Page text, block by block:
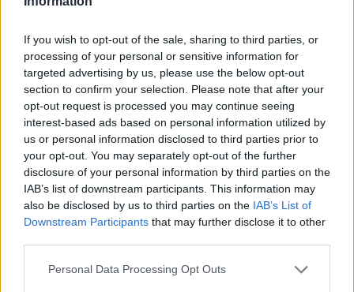
If you wish to opt-out of the sale, sharing to third parties, or
processing of your personal or sensitive information for
targeted advertising by us, please use the below opt-out
section to confirm your selection. Please note that after your
opt-out request is processed you may continue seeing
interest-based ads based on personal information utilized by
us or personal information disclosed to third parties prior to
your opt-out. You may separately opt-out of the further
disclosure of your personal information by third parties on the
IAB’s list of downstream participants. This information may
also be disclosed by us to third parties on the IAB’s List of
Downstream Participants that may further disclose it to other
Personal Data Processing Opt Outs
Mer enn dobling av
drukningsulykker i år
ANNONSØRINNHOLD
BÅTMAGASINET